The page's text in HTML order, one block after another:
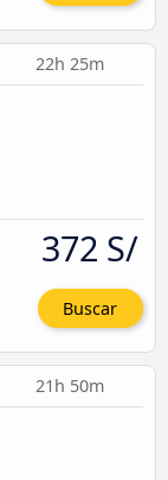
22h 25m
372 S/
Buscar
21h 50m